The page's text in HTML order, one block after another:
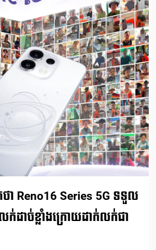
ថា Reno16 Series 5G ទទួល
ក់ដាច់ខ្លាំងក្រោយដាក់លក់ជា